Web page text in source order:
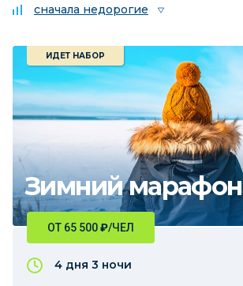
сначала недорогие
Зимний марафон
ИДЕТ НАБОР
ОТ 65 500₽/ЧЕЛ
4 дня 3 ночи